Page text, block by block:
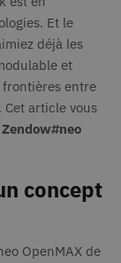
Et le
déjà les
et
entre
Cet article vous
Zendow#neo
concept
OpenMAX de